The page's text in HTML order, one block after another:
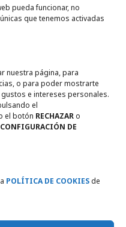
pueda funcionar, no
que tenemos activadas
nuestra página, para
o para poder mostrarte
e intereses personales.
el
el botón RECHAZARo
CONFIGURACIÓN DE
POLÍTICA DE COOKIESde
de privacidad
de Cookies